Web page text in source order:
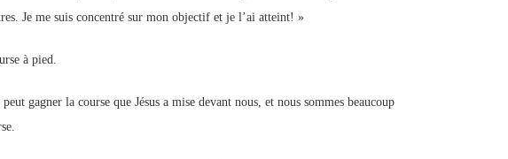
Je me suis concentré sur mon objectif et je l’ai atteint! »
à pied.
gagner la course que Jésus a mise devant nous, et nous sommes beaucoup